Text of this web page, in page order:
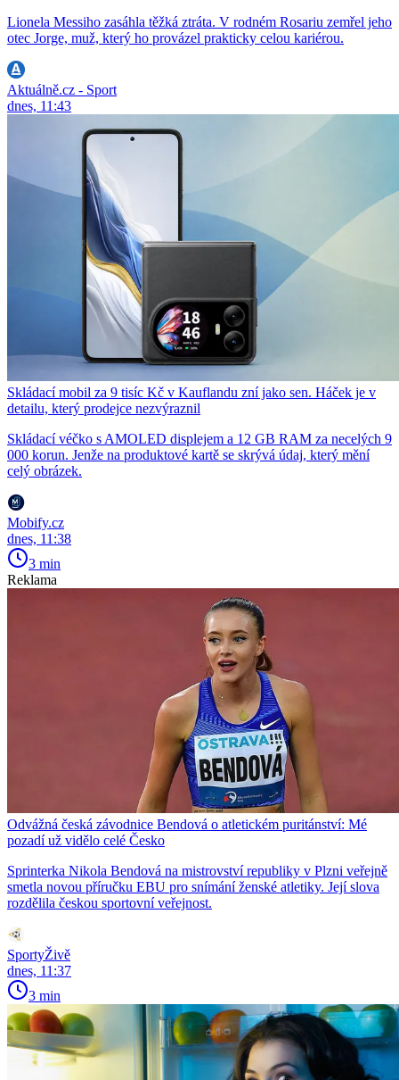
Lionela Messiho zasáhla těžká ztráta. V rodném Rosariu zemřel jeho
otec Jorge, muž, který ho provázel prakticky celou kariérou.
Aktuálně.cz - Sport
dnes, 11:43
Skládací mobil za 9 tisíc Kč v Kauflandu zní jako sen. Háček je v
detailu, který prodejce nezvýraznil
Skládací véčko s AMOLED displejem a 12 GB RAM za necelých 9
000 korun. Jenže na produktové kartě se skrývá údaj, který mění
celý obrázek.
Mobify.cz
dnes, 11:38
3 min
Reklama
Odvážná česká závodnice Bendová o atletickém puritánství: Mé
pozadí už vidělo celé Česko
Sprinterka Nikola Bendová na mistrovství republiky v Plzni veřejně
smetla novou příručku EBU pro snímání ženské atletiky. Její slova
rozdělila českou sportovní veřejnost.
SportyŽivě
dnes, 11:37
3 min